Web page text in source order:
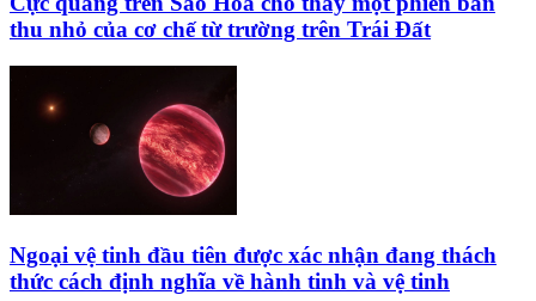
thu nhỏ của cơ chế từ trường trên Trái Đất
Ngoại vệ tinh đầu tiên được xác nhận đang thách
thức cách định nghĩa về hành tinh và vệ tinh